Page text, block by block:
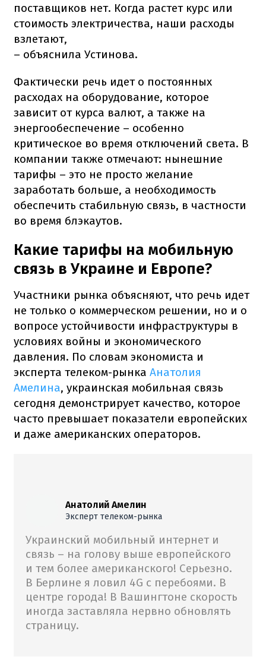
поставщиков нет. Когда растет курс или
стоимость электричества, наши расходы
взлетают,
– объяснила Устинова.
Фактически речь идет о постоянных
расходах на оборудование, которое
зависит от курса валют, а также на
энергообеспечение – особенно
критическое во время отключений света. В
компании также отмечают: нынешние
тарифы – это не просто желание
заработать больше, а необходимость
обеспечить стабильную связь, в частности
во время блэкаутов.
Какие тарифы на мобильную
связь в Украине и Европе?
Участники рынка объясняют, что речь идет
не только о коммерческом решении, но и о
вопросе устойчивости инфраструктуры в
условиях войны и экономического
давления. По словам экономиста и
эксперта телеком-рынка Анатолия
Амелина, украинская мобильная связь
сегодня демонстрирует качество, которое
часто превышает показатели европейских
и даже американских операторов.
Анатолий Амелин
Эксперт телеком-рынка
Украинский мобильный интернет и
связь – на голову выше европейского
и тем более американского! Серьезно.
В Берлине я ловил 4G с перебоями. В
центре города! В Вашингтоне скорость
иногда заставляла нервно обновлять
страницу.